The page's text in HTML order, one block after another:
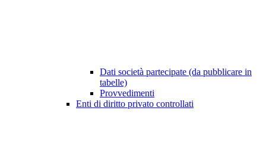
Dati società partecipate (da pubblicare in
tabelle)
Provvedimenti
Enti di diritto privato controllati